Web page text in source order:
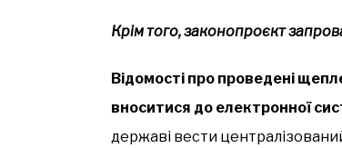
Крім того, законопроєкт
Відомості про проведені
вноситися до електронної
державі вести